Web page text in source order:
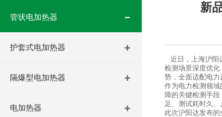
管状电加热器
护套式电加热器
隔爆型电加热器
电加热器
新
近日，上海沪阳
检测场景深度优
势，全面适配电
作为电力检测领
障的关键检测手
足、测试耗时久
此次沪阳达发布